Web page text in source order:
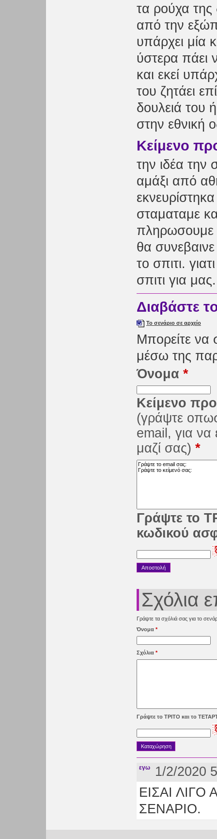
τα ρούχα της
από την
υπάρχει μία
ύστερα πάει
και εκεί
του ζητάει
δουλειά του
στην εθνική
Κείμενο
την ιδέα την
αμάξι από
σταματαμε
πληρωσουμε
θα
το σπιτι.
σπιτι για μας.
Διαβάστε
Το σενάριο σε αρχείο
Μπορείτε να
μέσω της
Όνομα *
Κείμενο
(γράψτε
email, για να
μαζί σας) *
Γράψτε το
κωδικού
Σχόλια
Γράψτε τα σχόλιά σας για το
Όνομα *
Σχόλια *
Γράψτε το ΤΡΙΤΟ και το
εγω
1/2/2020
ΕΙΣΑΙ
ΣΕΝΑΡΙΟ.